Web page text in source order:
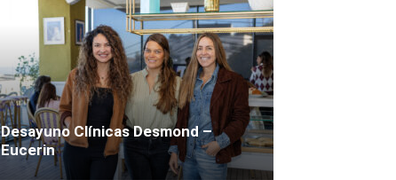
Desayuno Clínicas Desmond –
Eucerin